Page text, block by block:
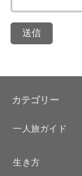
送信
カテゴリー
一人旅ガイド
生き方